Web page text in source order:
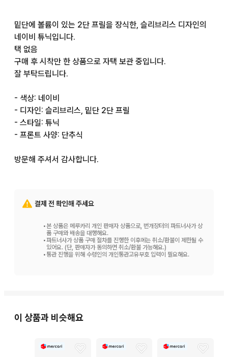
밑단에 볼륨이 있는 2단 프릴을 장식한, 슬리브리스 디자인의
네이비 튜닉입니다.
택 없음
구매 후 시착만 한 상품으로 자택 보관 중입니다.
잘 부탁드립니다.
- 색상: 네이비
- 디자인: 슬리브리스, 밑단 2단 프릴
- 스타일: 튜닉
- 프론트 사양: 단추식
방문해 주셔서 감사합니다.
결제 전 확인해 주세요
•본 상품은 메루카리 개인 판매자 상품으로, 번개장터의 파트너사가 상
품 구매와 배송을 대행해요.
•파트너사가 상품 구매 절차를 진행한 이후에는 취소/환불이 제한될 수
있어요. (단, 판매자가 동의하면 취소/환불 가능해요.)
•통관 진행을 위해 수령인의 개인통관고유부호 입력이 필요해요.
이 상품과 비슷해요